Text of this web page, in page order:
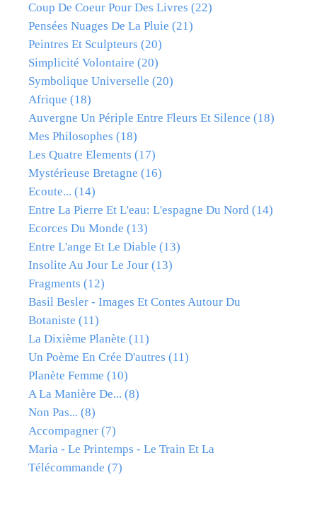
Coup De Coeur Pour Des Livres (22)
Pensées Nuages De La Pluie (21)
Peintres Et Sculpteurs (20)
Simplicité Volontaire (20)
Symbolique Universelle (20)
Afrique (18)
Auvergne Un Périple Entre Fleurs Et Silence (18)
Mes Philosophes (18)
Les Quatre Elements (17)
Mystérieuse Bretagne (16)
Ecoute... (14)
Entre La Pierre Et L'eau: L'espagne Du Nord (14)
Ecorces Du Monde (13)
Entre L'ange Et Le Diable (13)
Insolite Au Jour Le Jour (13)
Fragments (12)
Basil Besler - Images Et Contes Autour Du
Botaniste (11)
La Dixième Planète (11)
Un Poème En Crée D'autres (11)
Planète Femme (10)
A La Manière De... (8)
Non Pas... (8)
Accompagner (7)
Maria - Le Printemps - Le Train Et La
Télécommande (7)